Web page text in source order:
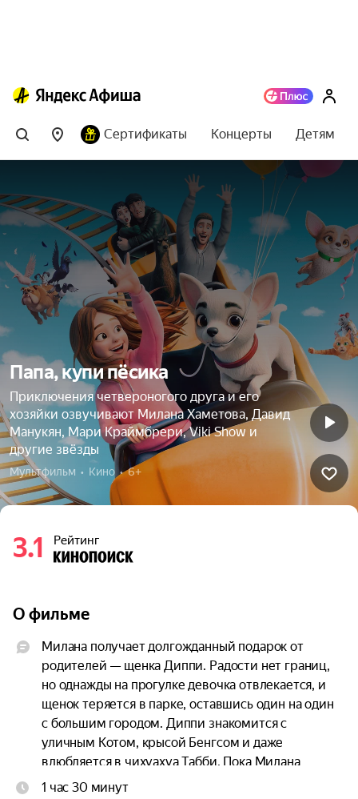
Сертификаты Концерты Детям
Папа, купи пёсика
Приключения четвероногого друга и его
хозяйки озвучивают Милана Хаметова, Давид
Манукян, Мари Краймбрери, Viki Show и
другие звёзды
Мультфильм  •  Кино  •  6+
3.1 Рейтинг
О фильме
Милана получает долгожданный подарок от
родителей — щенка Диппи. Радости нет границ,
но однажды на прогулке девочка отвлекается, и
щенок теряется в парке, оставшись один на один
с большим городом. Диппи знакомится с
уличным Котом, крысой Бенгсом и даже
влюбляется в чихуахуа Табби. Пока Милана
ведёт поиски любимого песика, Диппи ждут
1 час 30 минут